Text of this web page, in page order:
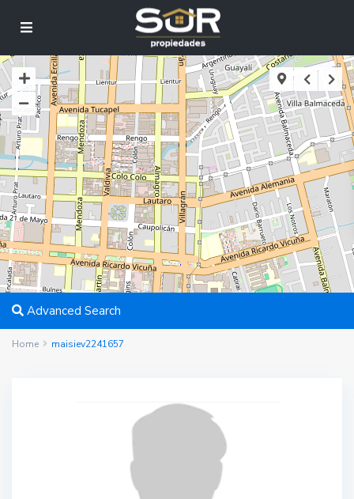
Advanced Search
Home maisiev2241657